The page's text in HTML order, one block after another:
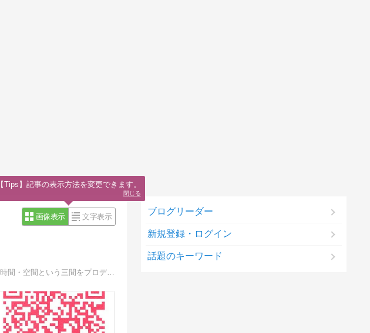
画像表示 文字表示 ブログリーダー
新規登録・ログイン
話題のキーワード
【Tips】記事の表示方法を変更できます。
閉じる